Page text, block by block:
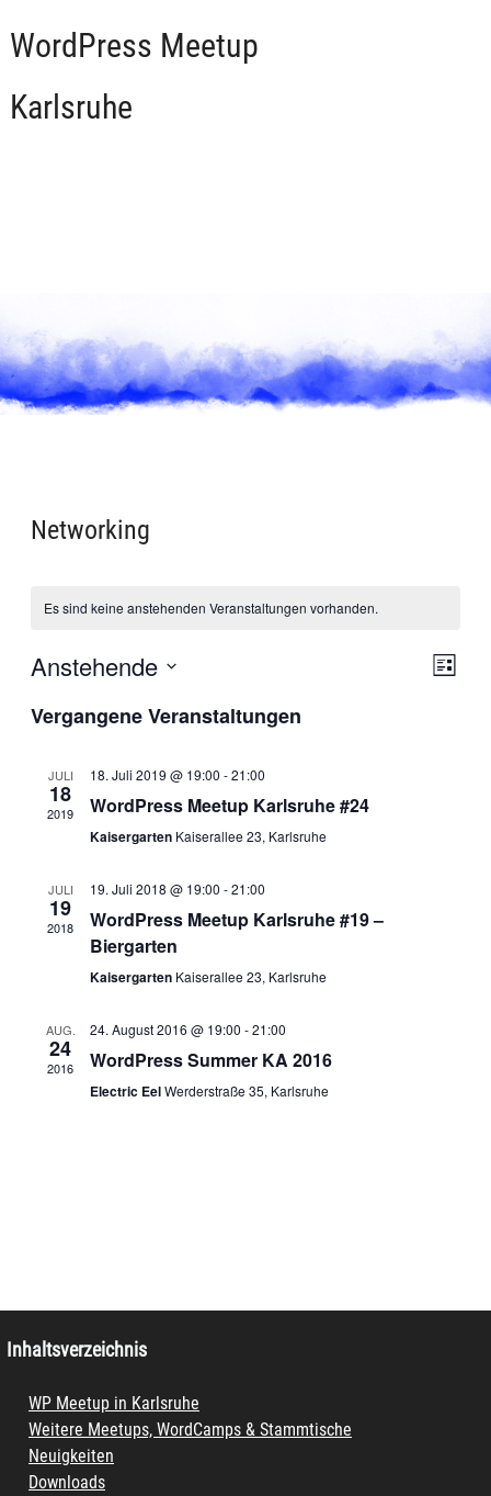
WordPress Meetup
Karlsruhe
Networking
Es sind keine anstehenden Veranstaltungen vorhanden.
Liste
Anstehende
wählen.
Vergangene Veranstaltungen
JULI
18
2019
18. Juli 2019 @ 19:00 -21:00
WordPress Meetup Karlsruhe #24
Kaisergarten Kaiserallee 23, Karlsruhe
JULI
19
2018
19. Juli 2018 @ 19:00 -21:00
WordPress Meetup Karlsruhe #19 –
Biergarten
Kaisergarten Kaiserallee 23, Karlsruhe
AUG.
24
2016
24. August 2016 @ 19:00 -21:00
WordPress Summer KA 2016
Electric EelWerderstraße 35, Karlsruhe
Inhaltsverzeichnis
WP Meetup in Karlsruhe
Weitere Meetups, WordCamps & Stammtische
Neuigkeiten
Downloads